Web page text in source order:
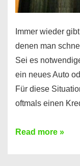
Immer wieder
denen man
Sei es
ein neues Auto
Für diese
oftmals einen
Brauchen
Read more »